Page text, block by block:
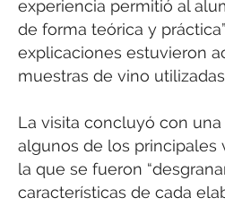
experiencia permitió al
de forma teórica y
explicaciones estuvieron
muestras de vino
La visita concluyó con
algunos de los principales
la que se fueron
características de cada